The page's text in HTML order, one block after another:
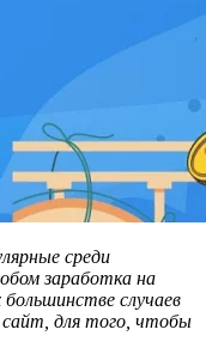
среди
заработка на
случаев
для того, чтобы